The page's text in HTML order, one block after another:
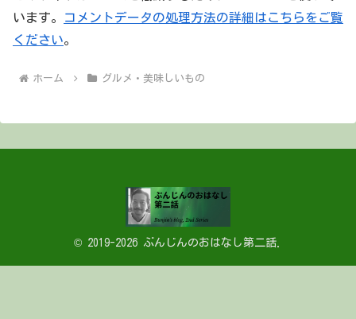
います。
コメントデータの処理方法の詳細はこちらをご覧
ください。
ホーム グルメ・美味しいもの
© 2019-2026 ぶんじんのおはなし第二話.